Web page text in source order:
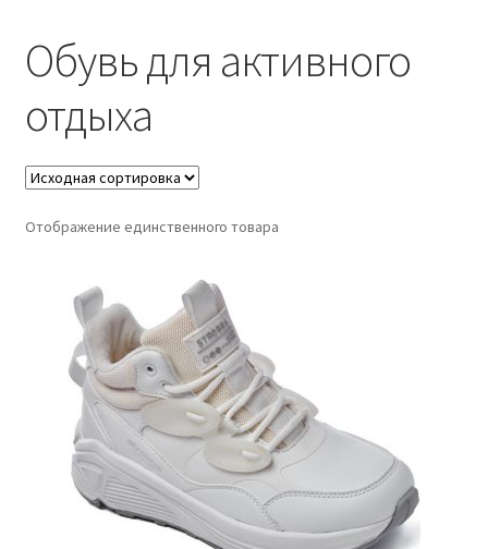
Обувь для активного
отдыха
Отображение единственного товара